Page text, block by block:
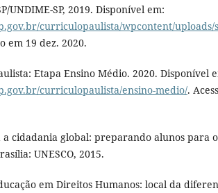
UNDIME-SP, 2019. Disponível em:
curriculopaulista/wpcontent/uploads/
em 19 dez. 2020.
Etapa Ensino Médio. 2020. Disponível
curriculopaulista/ensino-medio/.
a cidadania global: preparando alunos para
UNESCO, 2015.
em Direitos Humanos: local da